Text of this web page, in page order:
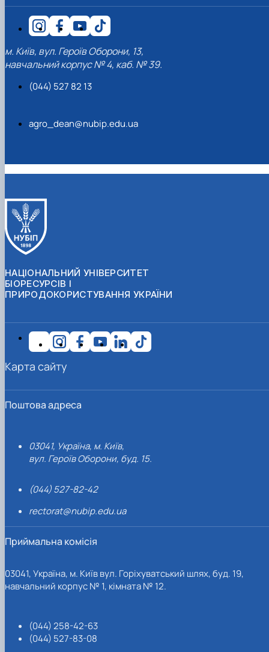
м. Київ, вул. Героїв Оборони, 13,
навчальний корпус № 4, каб. № 39.
(044) 527 82 13
agro_dean@nubip.edu.ua
НАЦІОНАЛЬНИЙ УНІВЕРСИТЕТ
БІОРЕСУРСІВ І
ПРИРОДОКОРИСТУВАННЯ УКРАЇНИ
Поштова адреса
03041, Україна, м. Київ,
вул. Героїв Оборони, буд. 15.
(044) 527-82-42
rectorat@nubip.edu.ua
Приймальна комісія
03041, Україна, м. Київ вул. Горіхуватський шлях, буд. 19,
навчальний корпус № 1, кімната № 12.
(044) 258-42-63
(044) 527-83-08
Карта сайту